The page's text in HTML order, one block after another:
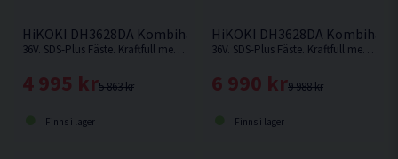
HiKOKI DH3628DA Kombihammare 36V
36V. SDS-Plus Fäste. Kraftfull med hög effekt och borr-/mejslingshastighet. Levereras utan batteri och laddare.
5 863 kr
4 995 kr
Finns i lager
HiKOKI DH3628DA
36V. SDS-Plus Fäste. Kraftfull med hög effekt och borr-/mejslingshastighet.
9 988 kr
6 990 kr
Finns i lager